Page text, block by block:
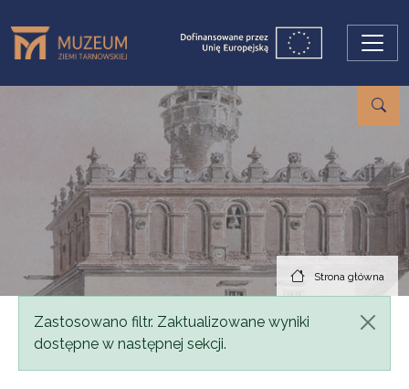
Strona główna
Komunikat
Zastosowano filtr. Zaktualizowane wyniki
dostępne w następnej sekcji.